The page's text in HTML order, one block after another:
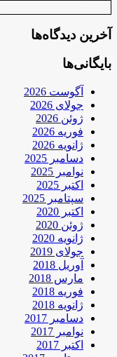
آخرین دیدگاه‌ها
بایگانی‌ها
آگوست 2026
جولای 2026
ژوئن 2026
فوریه 2026
ژانویه 2026
دسامبر 2025
نوامبر 2025
اکتبر 2025
سپتامبر 2025
اکتبر 2020
ژوئن 2020
ژانویه 2020
جولای 2019
آوریل 2018
مارس 2018
فوریه 2018
ژانویه 2018
دسامبر 2017
نوامبر 2017
اکتبر 2017